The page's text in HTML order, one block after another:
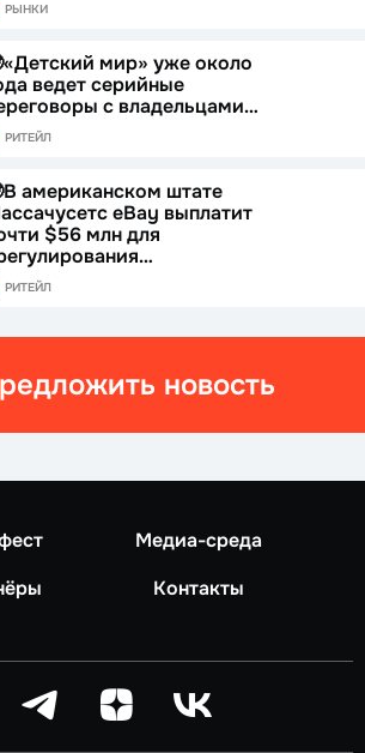
РЫНКИ
мир» уже около
ведет серийные
с владельцами…
РИТЕЙЛ
американском штате
eBay выплатит
$56 млн для
РИТЕЙЛ
новость
Медиа-среда
Контакты